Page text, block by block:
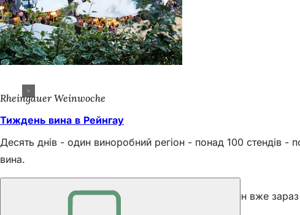
Rheingauer Weinwoche
Тиждень вина в Рейнгау
Десять днів - один виноробний регіон - понад 100 стендів
вина.
Години роботи
Шанувальники вишуканих місцевих та ігристих вин вже
парку Дерншен та перед ринковою церквою.